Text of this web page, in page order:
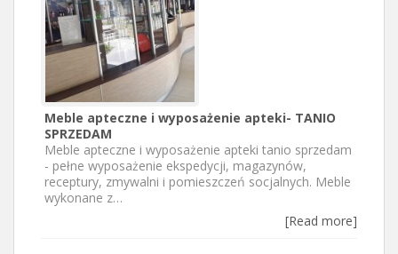
Meble apteczne i wyposażenie apteki- TANIO
SPRZEDAM
Meble apteczne i wyposażenie apteki tanio sprzedam
- pełne wyposażenie ekspedycji, magazynów,
receptury, zmywalni i pomieszczeń socjalnych. Meble
wykonane z…
[Read more]